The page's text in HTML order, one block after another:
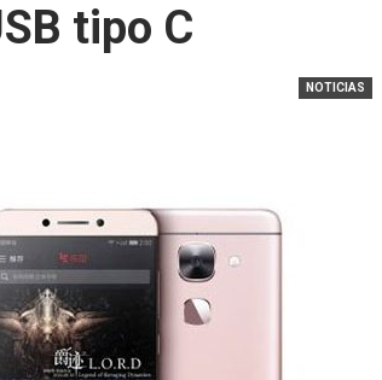
tipo C
NOTICIAS